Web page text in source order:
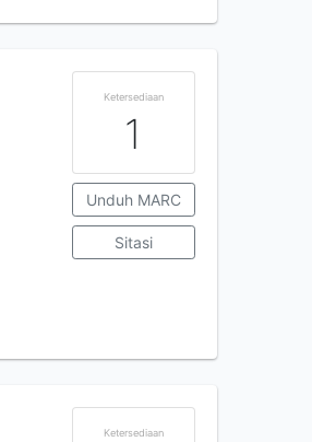
Ketersediaan
1
Unduh MARC
Sitasi
Ketersediaan